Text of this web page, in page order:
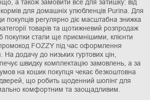
а також замовити все для затишку: від
для домашніх улюбленців Purina. Для
покупців регулярно діє масштабна знижка
товарів та щотижневий розпродаж
покупки стали ще приємнішими, клієнти
FOZZY під час оформлення
додачу до низьких гуртових цін,
швидку комплектацію замовлень, а за
на кошик покупця чекає безкоштовна
що робить щоденний шопінг для
комфортним та заощадливим.